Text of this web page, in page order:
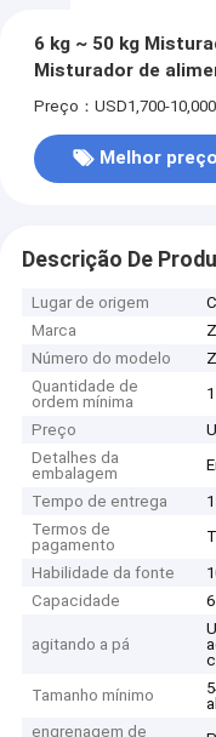
6 kg ~ 50 kg
Misturador de
Preço：USD1,700-10,000
Melhor preço
Descrição De
Lugar de origem
Marca
Número do modelo
Quantidade de
ordem mínima
1
Preço
Detalhes da
embalagem
Tempo de entrega
Termos de
pagamento
Habilidade da fonte
Capacidade
agitando a pá
Tamanho mínimo
engrenagem de